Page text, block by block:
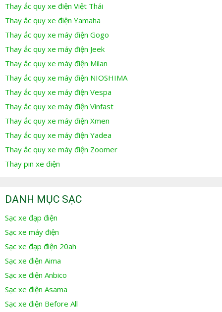
Thay ắc quy xe điện Việt Thái
Thay ắc quy xe điện Yamaha
Thay ắc quy xe máy điện Gogo
Thay ắc quy xe máy điện Jeek
Thay ắc quy xe máy điện Milan
Thay ắc quy xe máy điện NIOSHIMA
Thay ắc quy xe máy điện Vespa
Thay ắc quy xe máy điện Vinfast
Thay ắc quy xe máy điện Xmen
Thay ắc quy xe máy điện Yadea
Thay ắc quy xe máy điện Zoomer
Thay pin xe điện
DANH MỤC SẠC
Sạc xe đạp điện
Sạc xe máy điện
Sạc xe đạp điện 20ah
Sạc xe điện Aima
Sạc xe điện Anbico
Sạc xe điện Asama
Sạc xe điện Before All